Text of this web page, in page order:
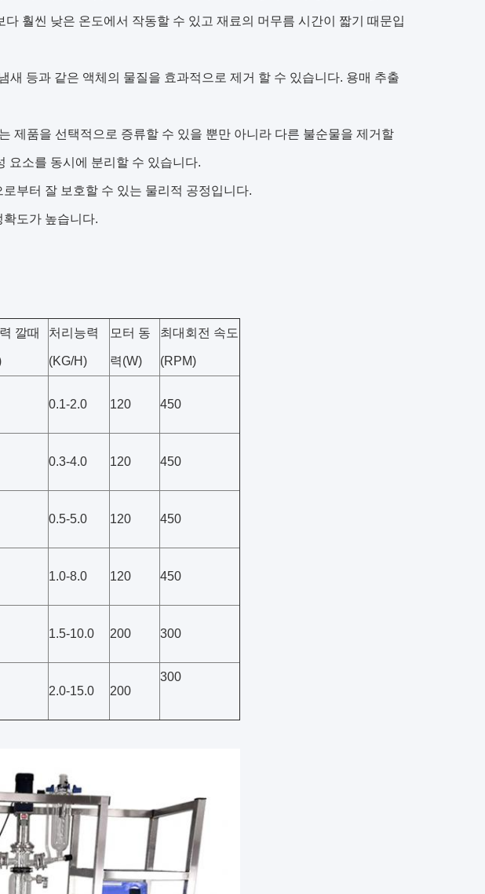
훨씬 낮은 온도에서 작동할 수 있고 재료의 머무름 시간이 짧기 때문입
등과 같은 액체의 물질을 효과적으로 제거 할 수 있습니다. 용매 추출
제품을 선택적으로 증류할 수 있을 뿐만 아니라 다른 불순물을 제거할
요소를 동시에 분리할 수 있습니다.
부터 잘 보호할 수 있는 물리적 공정입니다.
도가 높습니다.
깔때 처리능력
(KG/H)
모터 동
력(W)
최대회전 속도
(RPM)
0.1-2.0 120 450
0.3-4.0 120 450
0.5-5.0 120 450
1.0-8.0 120 450
1.5-10.0 200 300
2.0-15.0 200
300